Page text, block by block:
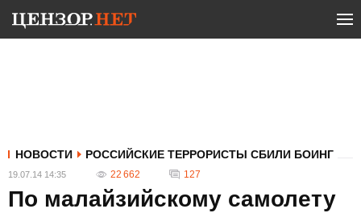
НОВОСТИ РОССИЙСКИЕ ТЕРРОРИСТЫ СБИЛИ БОИНГ
19.07.14 14:35 22 662 127
По малайзийскому самолету